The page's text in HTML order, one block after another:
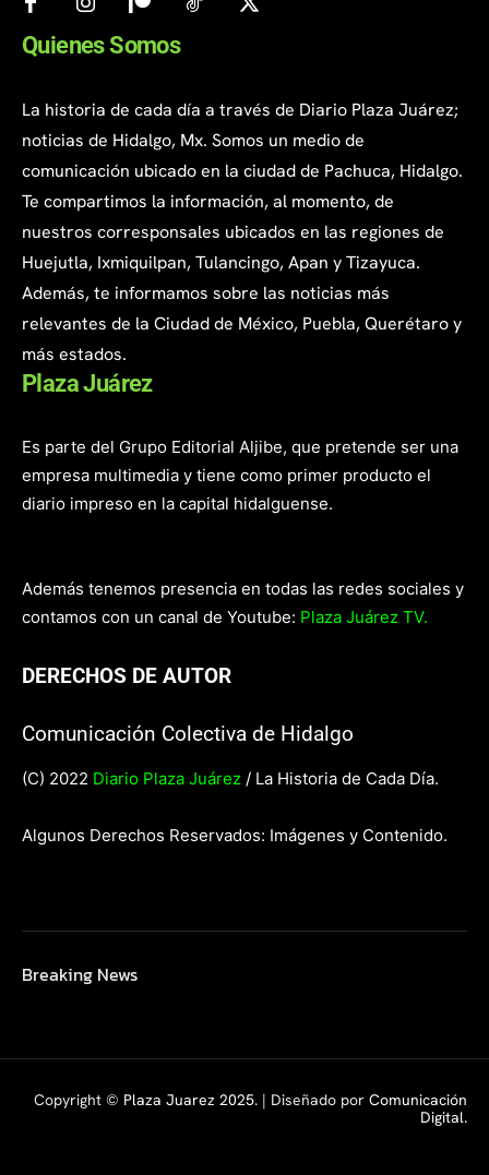
Quienes Somos
La historia de cada día a través de Diario Plaza Juárez;
noticias de Hidalgo, Mx. Somos un medio de
comunicación ubicado en la ciudad de Pachuca, Hidalgo.
Te compartimos la información, al momento, de
nuestros corresponsales ubicados en las regiones de
Huejutla, Ixmiquilpan, Tulancingo, Apan y Tizayuca.
Además, te informamos sobre las noticias más
relevantes de la Ciudad de México, Puebla, Querétaro y
más estados.
Plaza Juárez
Es parte del Grupo Editorial Aljibe, que pretende ser una
empresa multimedia y tiene como primer producto el
diario impreso en la capital hidalguense.
Además tenemos presencia en todas las redes sociales y
contamos con un canal de Youtube: Plaza Juárez TV.
DERECHOS DE AUTOR
Comunicación Colectiva de Hidalgo
(C) 2022 Diario Plaza Juárez / La Historia de Cada Día.
Algunos Derechos Reservados: Imágenes y Contenido.
Breaking News
Copyright © Plaza Juarez 2025. | Diseñado por Comunicación
Digital.